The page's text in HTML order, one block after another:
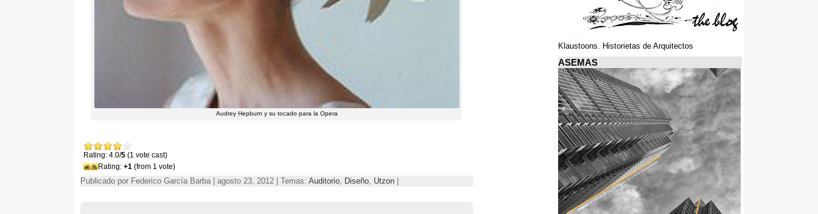
Audrey Hepburn y su tocado para la Opera
Rating: 4.0/5 (1 vote cast)
Rating: +1 (from 1 vote)
Publicado por Federico García Barba | agosto 23, 2012 | Temas: Auditorio, Diseño, Utzon
Klaustoons. Historietas de Arquitectos
ASEMAS